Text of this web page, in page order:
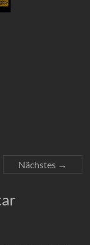
Nächstes →